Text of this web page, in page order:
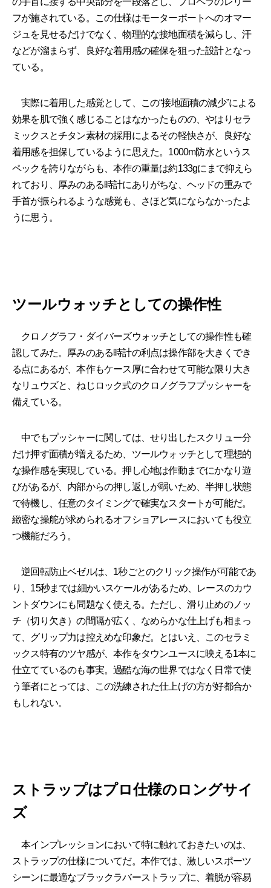
フが施されている。この仕様はモーターボートへのオマー
ジュを見せるだけでなく、物理的な接地面積を減らし、汗
などが溜まらず、良好な着用感の確保を狙った設計となっ
ている。
実際に着用した感覚として、この“接地面積の減少”による
効果を肌で強く感じることはなかったものの、やはりセラ
ミックスとチタン素材の採用によるその軽快さが、良好な
着用感を担保しているように思えた。1000m防水というス
ペックを誇りながらも、本作の重量は約133gにまで抑えら
れており、厚みのある時計にありがちな、ヘッドの重みで
手首が振られるような感覚も、さほど気にならなかったよ
うに思う。
ツールウォッチとしての操作性
クロノグラフ・ダイバーズウォッチとしての操作性も確
認してみた。厚みのある時計の利点は操作部を大きくでき
る点にあるが、本作もケース厚に合わせて可能な限り大き
なリュウズと、ねじロック式のクロノグラフプッシャーを
備えている。
中でもプッシャーに関しては、せり出したスクリュー分
だけ押す面積が増えるため、ツールウォッチとして理想的
な操作感を実現している。押し心地は作動までにかなり遊
びがあるが、内部からの押し返しが弱いため、半押し状態
で待機し、任意のタイミングで確実なスタートが可能だ。
緻密な操舵が求められるオフショアレースにおいても役立
つ機能だろう。
逆回転防止ベゼルは、1秒ごとのクリック操作が可能であ
り、15秒までは細かいスケールがあるため、レースのカウ
ントダウンにも問題なく使える。ただし、滑り止めのノッ
チ（切り欠き）の間隔が広く、なめらかな仕上げも相まっ
て、グリップ力は控えめな印象だ。とはいえ、このセラミ
ックス特有のツヤ感が、本作をタウンユースに映える1本に
仕立てているのも事実。過酷な海の世界ではなく日常で使
う筆者にとっては、この洗練された仕上げの方が好都合か
もしれない。
ストラップはプロ仕様のロングサイ
ズ
本インプレッションにおいて特に触れておきたいのは、
ストラップの仕様についてだ。本作では、激しいスポーツ
シーンに最適なブラックラバーストラップに、着脱が容易